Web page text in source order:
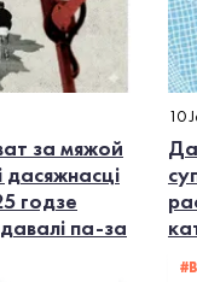
за мяжой
дасяжнасці
годзе
па-за
10